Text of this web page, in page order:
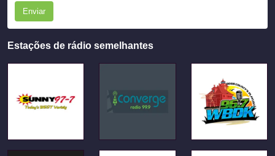
Enviar
Estações de rádio semelhantes